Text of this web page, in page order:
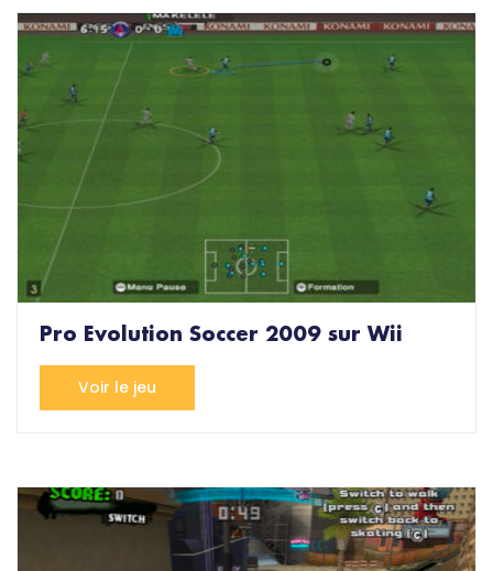
Pro Evolution Soccer 2009 sur Wii
Voir le jeu